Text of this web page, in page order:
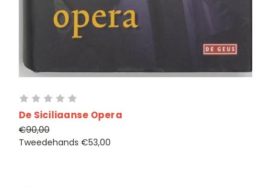
De Siciliaanse Opera
€90,00
Tweedehands €53,00